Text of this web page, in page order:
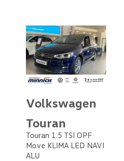
Volkswagen
Touran
Touran 1.5 TSI OPF
Move KLIMA LED NAVI
ALU